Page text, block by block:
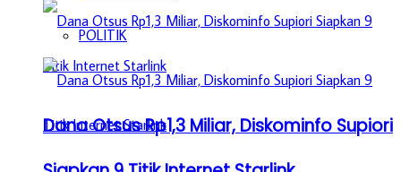
Dana Otsus Rp1,3 Miliar, Diskominfo Supiori
POLITIK